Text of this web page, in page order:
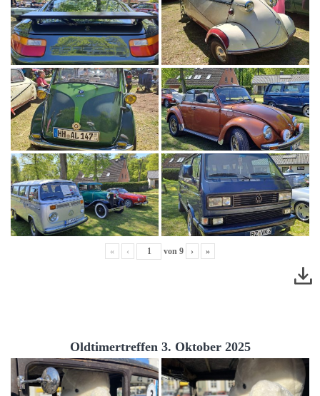
« ‹ von 9 › »
Oldtimertreffen 3. Oktober 2025